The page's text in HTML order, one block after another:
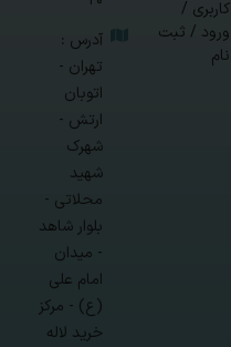
کاربری /
ورود / ثبت
نام
آدرس :
تهران -
اتوبان
ارتش -
شهرک
شهید
محلاتی -
بلوار شاهد
- میدان
امام علی
(ع) - مرکز
خرید لاله